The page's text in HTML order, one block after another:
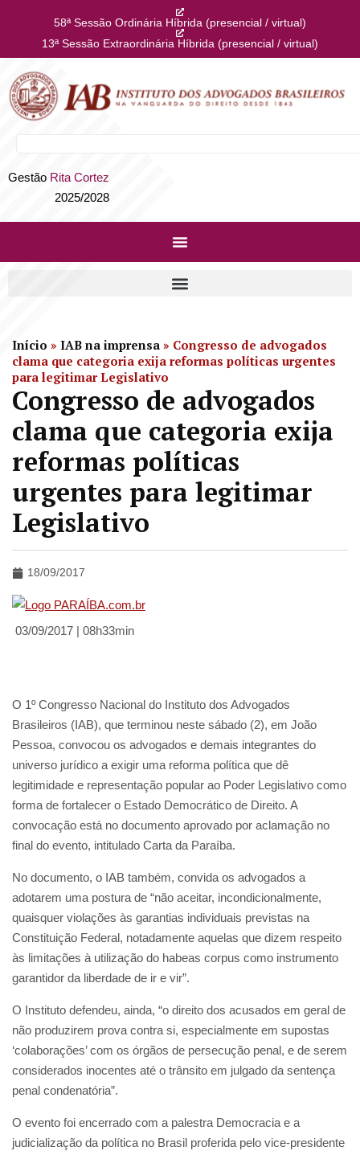
58ª Sessão Ordinária Híbrida (presencial / virtual)
13ª Sessão Extraordinária Híbrida (presencial / virtual)
Gestão Rita Cortez
2025/2028
Início » IAB na imprensa » Congresso de advogados
clama que categoria exija reformas políticas urgentes
para legitimar Legislativo
Congresso de advogados
clama que categoria exija
reformas políticas
urgentes para legitimar
Legislativo
18/09/2017
03/09/2017 | 08h33min
O 1º Congresso Nacional do Instituto dos Advogados
Brasileiros (IAB), que terminou neste sábado (2), em João
Pessoa, convocou os advogados e demais integrantes do
universo jurídico a exigir uma reforma política que dê
legitimidade e representação popular ao Poder Legislativo como
forma de fortalecer o Estado Democrático de Direito. A
convocação está no documento aprovado por aclamação no
final do evento, intitulado Carta da Paraíba.
No documento, o IAB também, convida os advogados a
adotarem uma postura de “não aceitar, incondicionalmente,
quaisquer violações às garantias individuais previstas na
Constituição Federal, notadamente aquelas que dizem respeito
às limitações à utilização do habeas corpus como instrumento
garantidor da liberdade de ir e vir”.
O Instituto defendeu, ainda, “o direito dos acusados em geral de
não produzirem prova contra si, especialmente em supostas
‘colaborações’ com os órgãos de persecução penal, e de serem
considerados inocentes até o trânsito em julgado da sentença
penal condenatória”.
O evento foi encerrado com a palestra Democracia e a
judicialização da política no Brasil proferida pelo vice-presidente